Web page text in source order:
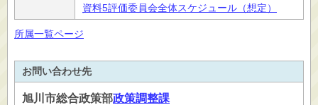
資料5評価委員会全体スケジュール（想定）
所属一覧ページ
お問い合わせ先
旭川市総合政策部政策調整課